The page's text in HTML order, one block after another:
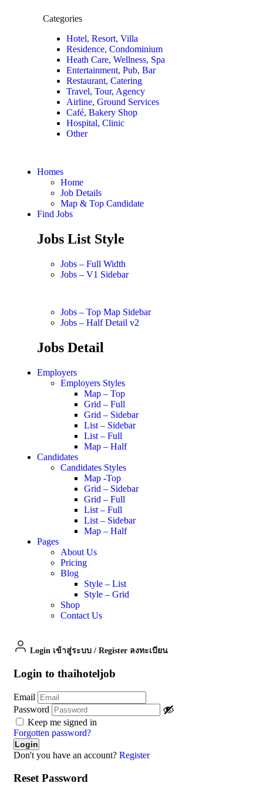
Categories
Hotel, Resort, Villa
Residence, Condominium
Heath Care, Wellness, Spa
Entertainment, Pub, Bar
Restaurant, Catering
Travel, Tour, Agency
Airline, Ground Services
Café, Bakery Shop
Hospital, Clinic
Other
Homes
Home
Job Details
Map & Top Candidate
Find Jobs
Jobs List Style
Jobs – Full Width
Jobs – V1 Sidebar
Jobs – Top Map Sidebar
Jobs – Half Detail v2
Jobs Detail
Employers
Employers Styles
Map – Top
Grid – Full
Grid – Sidebar
List – Sidebar
List – Full
Map – Half
Candidates
Candidates Styles
Map -Top
Grid – Sidebar
Grid – Full
List – Full
List – Sidebar
Map – Half
Pages
About Us
Pricing
Blog
Style – List
Style – Grid
Shop
Contact Us
Login เข้าสู่ระบบ / Register ลงทะเบียน
Login to thaihoteljob
Email
Password
Keep me signed in
Forgotten password?
Don't you have an account? Register
Reset Password